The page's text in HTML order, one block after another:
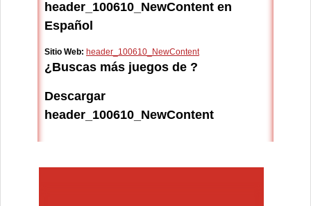
header_100610_NewContent en
Español
Sitio Web: header_100610_NewContent
¿Buscas más juegos de ?
Descargar
header_100610_NewContent